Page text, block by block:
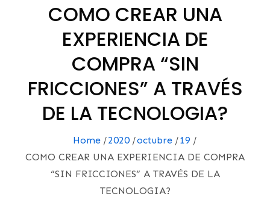
COMO CREAR UNA
EXPERIENCIA DE
COMPRA “SIN
FRICCIONES” A TRAVÉS
DE LA TECNOLOGIA?
Home 2020 octubre
19
COMO CREAR UNA EXPERIENCIA DE COMPRA
“SIN FRICCIONES” A TRAVÉS DE LA
TECNOLOGIA?